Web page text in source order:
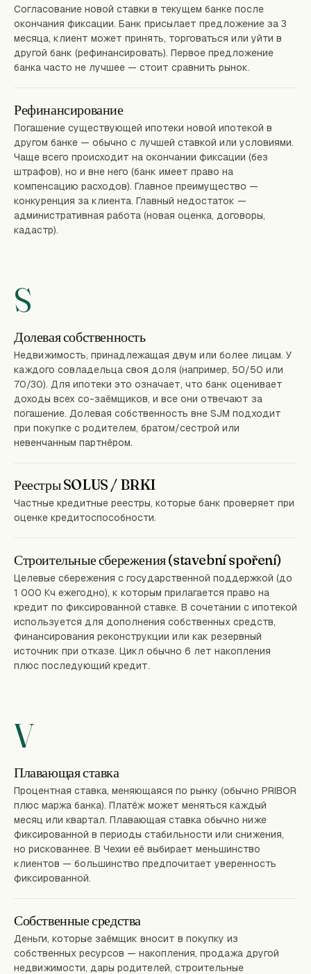
Согласование новой ставки в текущем банке после
окончания фиксации. Банк присылает предложение за 3
месяца, клиент может принять, торговаться или уйти в
другой банк (рефинансировать). Первое предложение
банка часто не лучшее — стоит сравнить рынок.
Рефинансирование
Погашение существующей ипотеки новой ипотекой в
другом банке — обычно с лучшей ставкой или условиями.
Чаще всего происходит на окончании фиксации (без
штрафов), но и вне него (банк имеет право на
компенсацию расходов). Главное преимущество —
конкуренция за клиента. Главный недостаток —
административная работа (новая оценка, договоры,
кадастр).
S
Долевая собственность
Недвижимость, принадлежащая двум или более лицам. У
каждого совладельца своя доля (например, 50/50 или
70/30). Для ипотеки это означает, что банк оценивает
доходы всех со-заёмщиков, и все они отвечают за
погашение. Долевая собственность вне SJM подходит
при покупке с родителем, братом/сестрой или
невенчанным партнёром.
Реестры SOLUS / BRKI
Частные кредитные реестры, которые банк проверяет при
оценке кредитоспособности.
Строительные сбережения (stavební spoření)
Целевые сбережения с государственной поддержкой (до
1 000 Кч ежегодно), к которым прилагается право на
кредит по фиксированной ставке. В сочетании с ипотекой
используется для дополнения собственных средств,
финансирования реконструкции или как резервный
источник при отказе. Цикл обычно 6 лет накопления
плюс последующий кредит.
V
Плавающая ставка
Процентная ставка, меняющаяся по рынку (обычно PRIBOR
плюс маржа банка). Платёж может меняться каждый
месяц или квартал. Плавающая ставка обычно ниже
фиксированной в периоды стабильности или снижения,
но рискованнее. В Чехии её выбирает меньшинство
клиентов — большинство предпочитает уверенность
фиксированной.
Собственные средства
Деньги, которые заёмщик вносит в покупку из
собственных ресурсов — накопления, продажа другой
недвижимости, дары родителей, строительные